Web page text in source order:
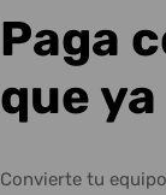
Paga
que
Convierte tu